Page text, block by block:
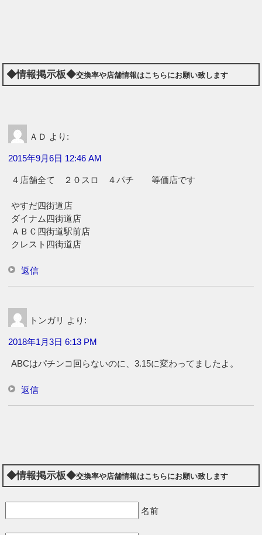
◆情報掲示板◆交換率や店舗情報はこちらにお願い致します
ＡＤ より:
2015年9月6日 12:46 AM
４店舗全て ２０スロ ４パチ 等価店です
やすだ四街道店
ダイナム四街道店
ＡＢＣ四街道駅前店
クレスト四街道店
返信
トンガリ より:
2018年1月3日 6:13 PM
ABCはパチンコ回らないのに、3.15に変わってましたよ。
返信
◆情報掲示板◆交換率や店舗情報はこちらにお願い致します
名前